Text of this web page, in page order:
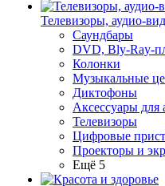
Телевизоры, аудио-
Саундбары
DVD, Bly-Ray-
Колонки
Музыкальные
Диктофоны
Аксессуары для
Телевизоры
Цифровые
Проекторы и
Ещё 5